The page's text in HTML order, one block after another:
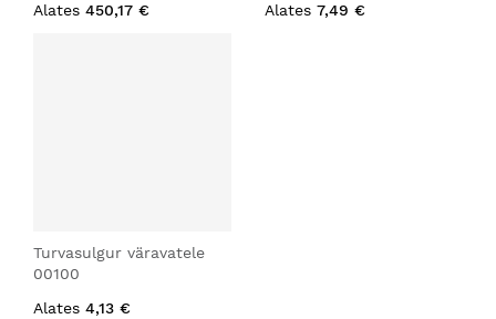
Alates 450,17 €
Alates 7,49 €
Turvasulgur väravatele
00100
Alates 4,13 €